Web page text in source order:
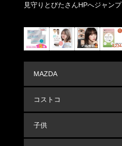
見守りとびたさんHPへジャンプ
MAZDA
コストコ
子供